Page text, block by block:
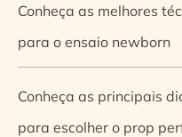
Conheça as melhores
para o ensaio newborn
Conheça as principais
para escolher o prop